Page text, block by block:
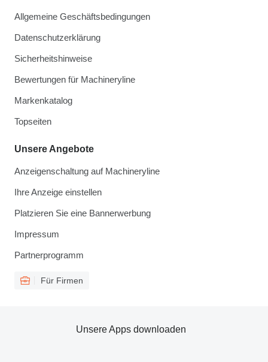
Allgemeine Geschäftsbedingungen
Datenschutzerklärung
Sicherheitshinweise
Bewertungen für Machineryline
Markenkatalog
Topseiten
Unsere Angebote
Anzeigenschaltung auf Machineryline
Ihre Anzeige einstellen
Platzieren Sie eine Bannerwerbung
Impressum
Partnerprogramm
Für Firmen
Unsere Apps downloaden